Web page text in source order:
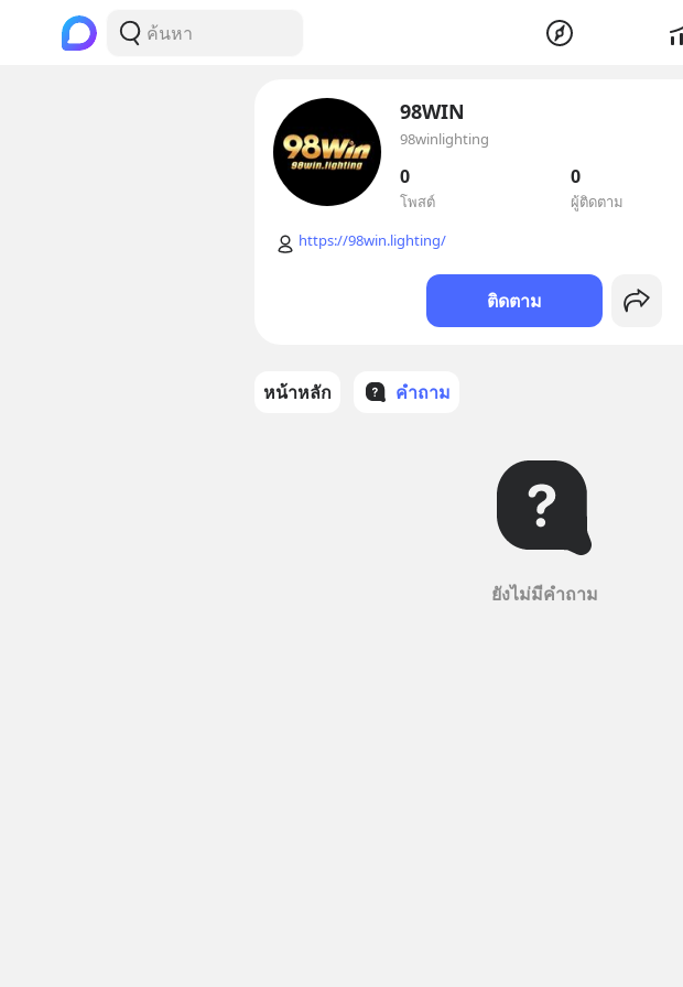
98WIN
98winlighting
0
โพสต์
0
ผู้ติดตาม
https://98win.lighting/
ติดตาม
หน้าหลัก คำถาม
ยังไม่มีคำถาม